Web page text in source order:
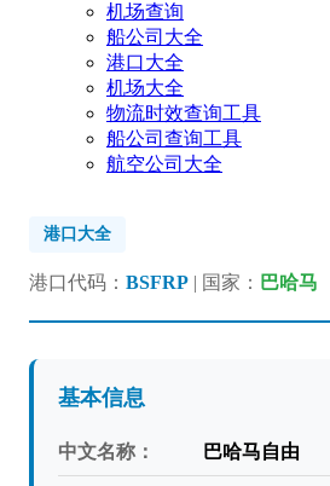
机场查询
船公司大全
港口大全
机场大全
物流时效查询工具
船公司查询工具
航空公司大全
港口大全
港口代码： BSFRP | 国家： 巴哈马
基本信息
中文名称： 巴哈马自由